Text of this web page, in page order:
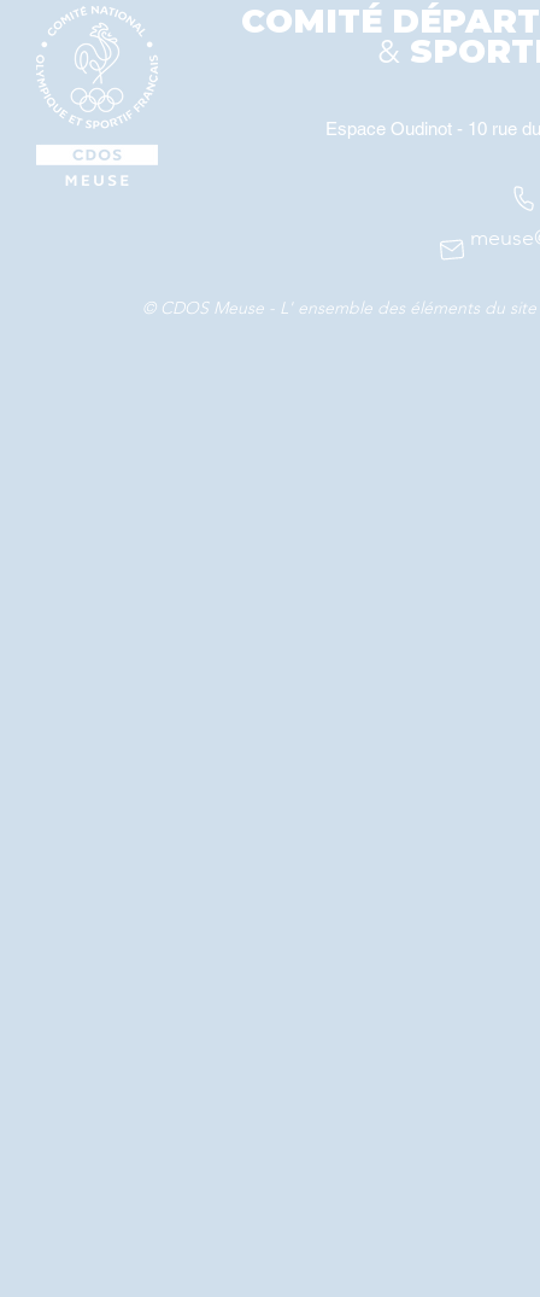
COMITÉ
&
Espace Oudinot - 10 rue
© CDOS Meuse - L' ensemble des éléments du